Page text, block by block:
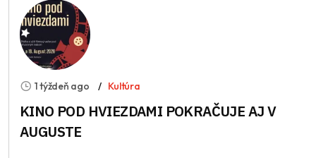
1 týždeň ago Kultúra
KINO POD HVIEZDAMI POKRAČUJE AJ V
AUGUSTE